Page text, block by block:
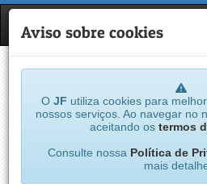
JF
Aviso sobre cookies
O JF utiliza cookies para
nossos serviços. Ao navegar no
aceitando os termos
Consulte nossa Política de
mais